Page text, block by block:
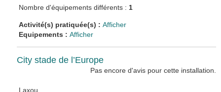
Nombre d'équipements différents : 1
Activité(s) pratiquée(s) :Afficher
Equipements :Afficher
City stade de l’Europe
Pas encore d'avis pour cette installation.
Laxou